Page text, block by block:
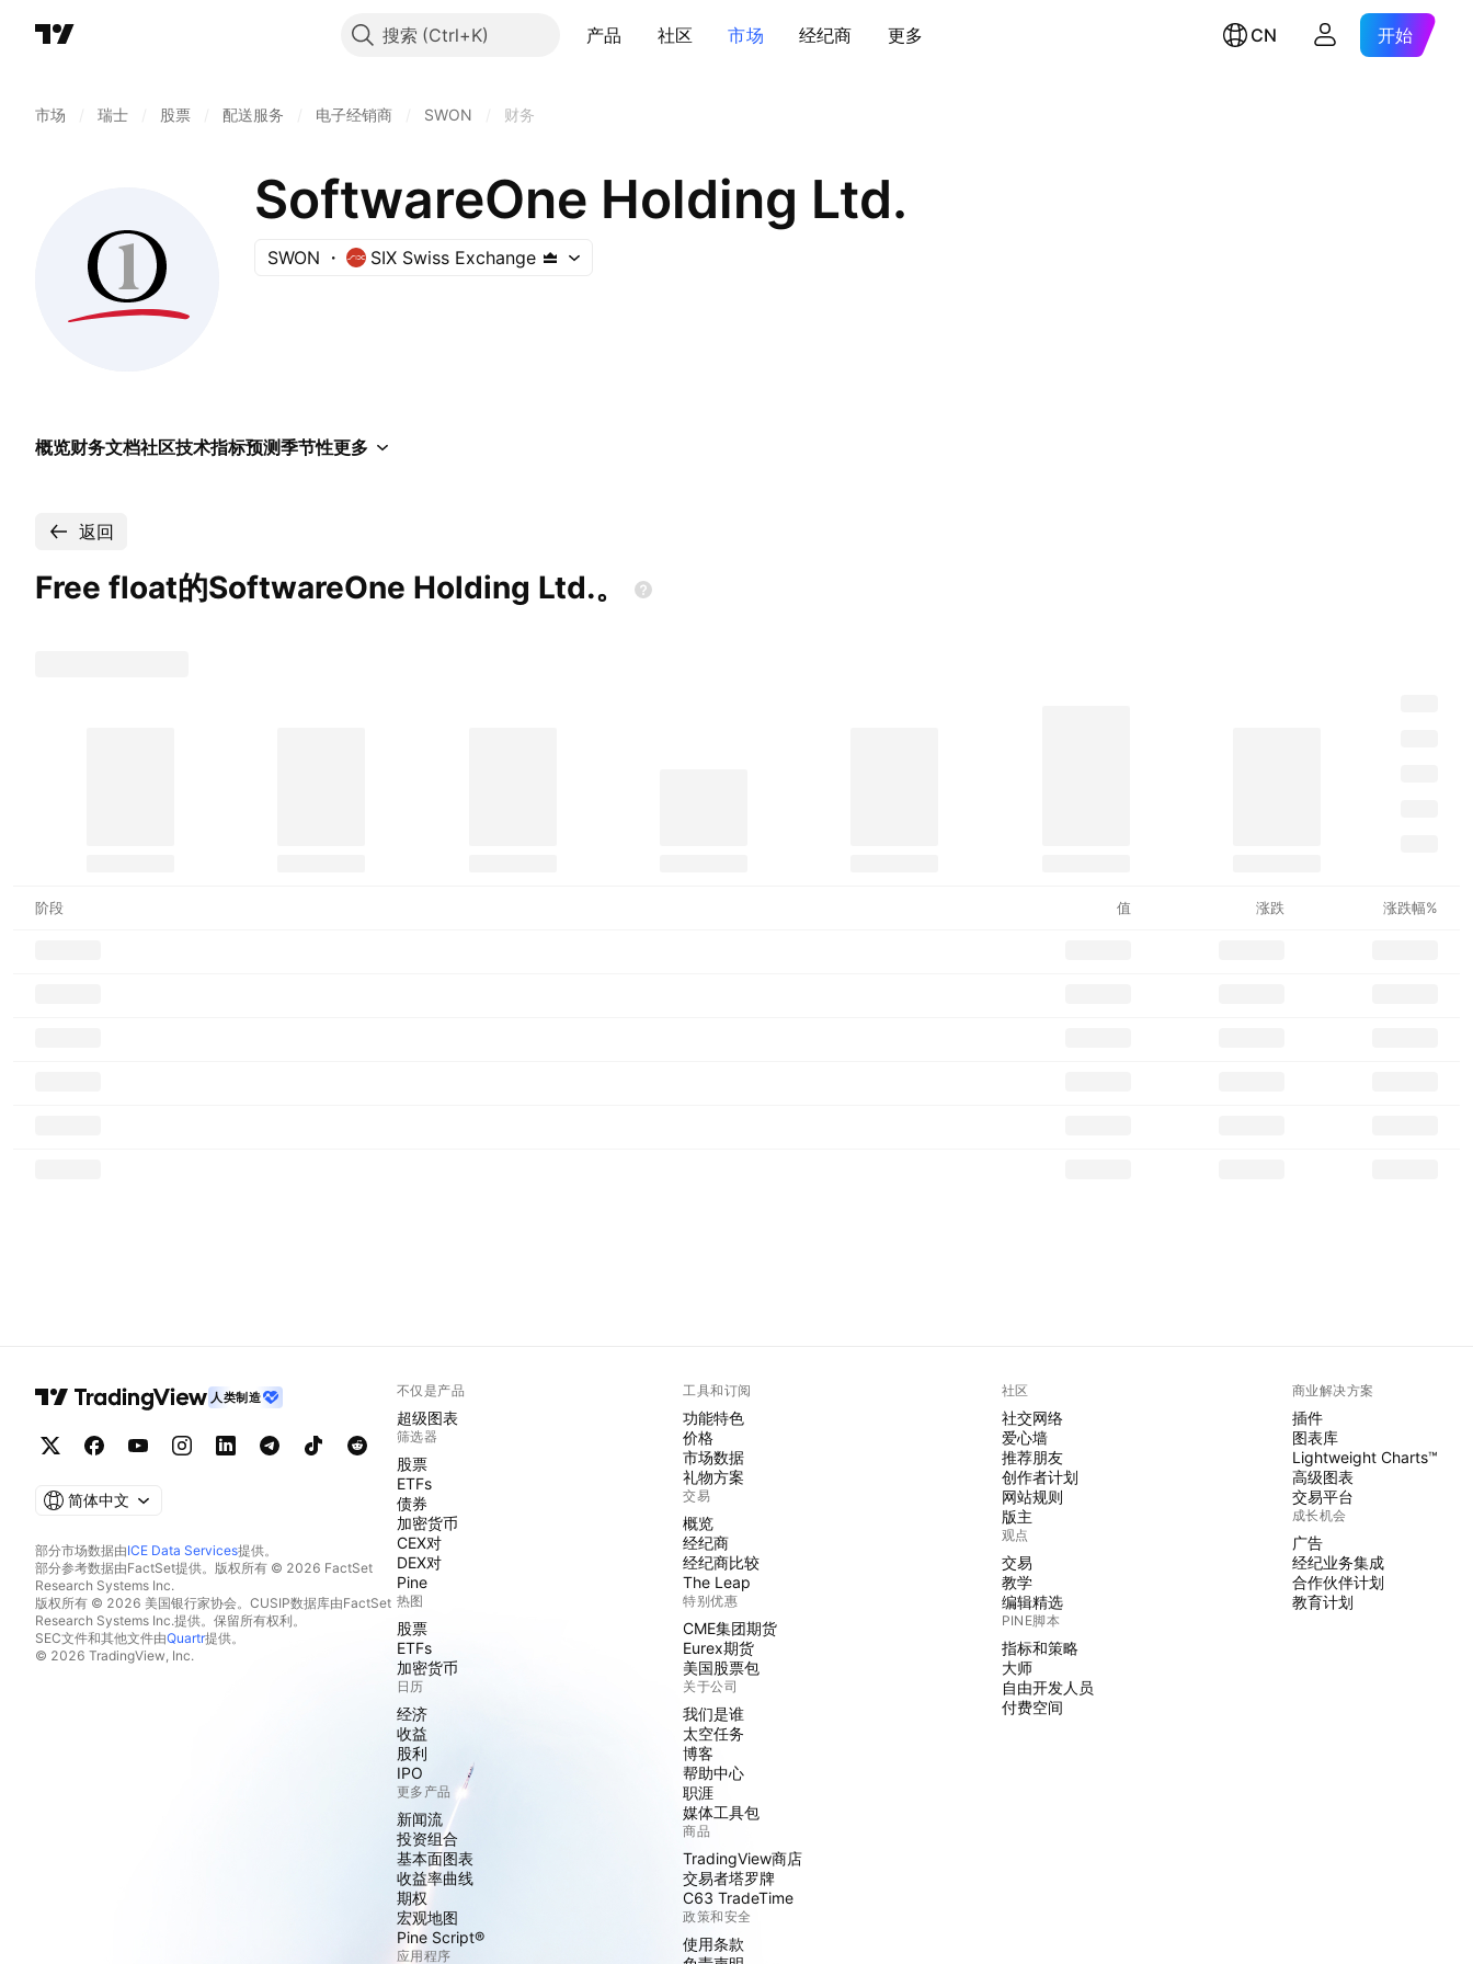
搜索 产品 社区 市场 经纪商 更多 CN 开始
市场 瑞士 股票 配送服务 电子经销商 SWON 财务
SoftwareOne Holding Ltd.
SWON SIX Swiss Exchange
概览财务文档社区技术指标预测季节性更多
返回
Free float的SoftwareOne Holding Ltd.。
阶段 值 涨跌 涨跌幅%
人类制造
简体中文
部分市场数据由ICE Data Services提供。
部分参考数据由FactSet提供。版权所有 © 2026 FactSet
Research Systems Inc.
版权所有 © 2026 美国银行家协会。CUSIP数据库由FactSet
Research Systems Inc.提供。保留所有权利。
SEC文件和其他文件由Quartr提供。
© 2026 TradingView, Inc.
不仅是产品
超级图表
筛选器
股票
ETFs
债券
加密货币
CEX对
DEX对
Pine
热图
股票
ETFs
加密货币
日历
经济
收益
股利
IPO
更多产品
新闻流
投资组合
基本面图表
收益率曲线
期权
宏观地图
Pine Script®
应用程序
工具和订阅
功能特色
价格
市场数据
礼物方案
交易
概览
经纪商
经纪商比较
The Leap
特别优惠
CME集团期货
Eurex期货
美国股票包
关于公司
我们是谁
太空任务
博客
帮助中心
职涯
媒体工具包
商品
TradingView商店
交易者塔罗牌
C63 TradeTime
政策和安全
使用条款
社区
社交网络
爱心墙
推荐朋友
创作者计划
网站规则
版主
观点
交易
教学
编辑精选
PINE脚本
指标和策略
大师
自由开发人员
付费空间
商业解决方案
插件
图表库
Lightweight Charts™
高级图表
交易平台
成长机会
广告
经纪业务集成
合作伙伴计划
教育计划